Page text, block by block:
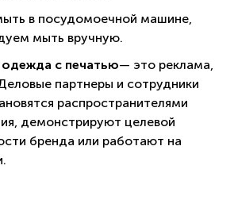
в посудомоечной машине,
мыть вручную.
с печатью— это реклама,
партнеры и сотрудники
распространителями
демонстрируют целевой
бренда или работают на